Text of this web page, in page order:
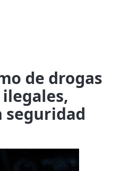
de drogas
seguridad